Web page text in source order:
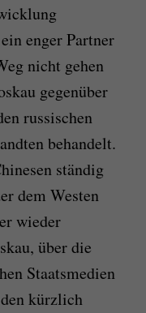
enger Partner
nicht gehen
gegenüber
russischen
behandelt.
ständig
dem Westen
wieder
über die
Staatsmedien
kürzlich